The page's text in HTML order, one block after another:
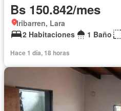
Bs 150.842/mes
Iribarren, Lara
2 Habitaciones
1 Baño
Hace 1 día, 18 horas